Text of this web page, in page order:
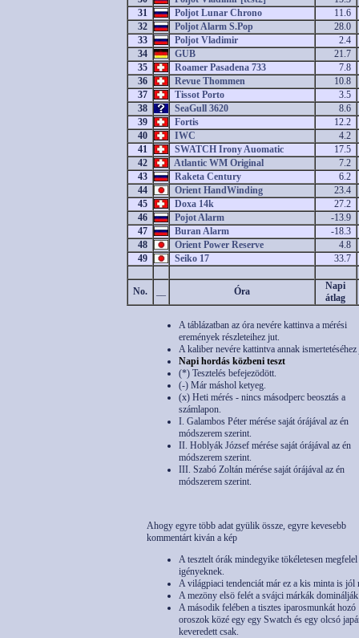
31
Poljot Lunar Chrono
11.6
32
Poljot Alarm S.Pop
28.0
33
Poljot Vladimir
2.4
34
GUB
21.7
35
Roamer Pasadena 733
7.8
36
Revue Thommen
10.8
37
Tissot Porto
3.5
38
SeaGull 3620
8.6
39
Fortis
12.2
40
IWC
4.2
41
SWATCH Irony Auomatic
17.5
42
Atlantic WM Original
7.2
43
Raketa Century
6.2
44
Orient HandWinding
23.4
45
Doxa 14k
27.2
46
Pojot Alarm
-13.9
47
Buran Alarm
-18.3
48
Orient Power Reserve
4.8
49
Seiko 17 33.7
No. Óra
Napi
átlag
A táblázatban az óra nevére kattinva a mérési
eremények részleteihez jut.
A kaliber nevére kattintva annak ismertetéséhez
Napi hordás közbeni teszt
(*) Tesztelés befejezödött.
(-) Már máshol ketyeg.
(x) Heti mérés - nincs másodperc beosztás a
számlapon.
I. Galambos Péter mérése saját órájával az én
módszerem szerint.
II. Hoblyák József mérése saját órájával az én
módszerem szerint.
III. Szabó Zoltán mérése saját órájával az én
módszerem szerint.
Ahogy egyre több adat gyülik össze, egyre kevesebb
kommentárt kiván a kép
A tesztelt órák mindegyike tökéletesen megfelel
igényeknek.
A világpiaci tendenciát már ez a kis minta is jól
A mezöny elsö felét a svájci márkák
A második felében a tisztes iparosmunkát hozó
oroszok közé egy egy Swatch és egy olcsó
keveredett csak.